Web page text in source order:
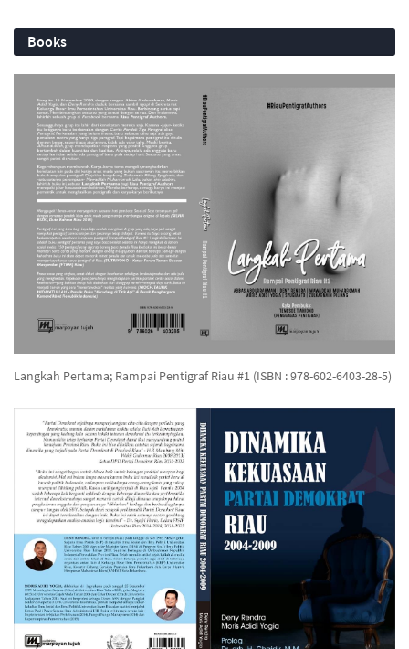
Books
Langkah Pertama; Rampai Pentigraf Riau #1 (ISBN : 978-602-6403-28-5)